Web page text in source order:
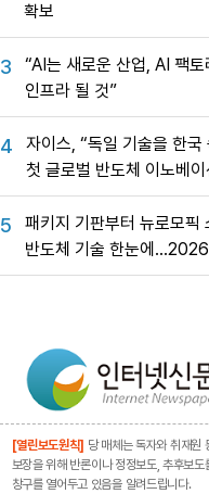
확보
3
“AI는 새로운 산업, AI 팩
인프라 될 것”
4
자이스, “독일 기술을 한국
첫 글로벌 반도체 이노베
5
패키지 기판부터 뉴로모픽
반도체 기술 한눈에…2026
성과교류회
[열린보도원칙] 당 매체는 독자와 취재원
보장을 위해 반론이나 정정보도, 추후보도
창구를 열어두고 있음을 알려드립니다.